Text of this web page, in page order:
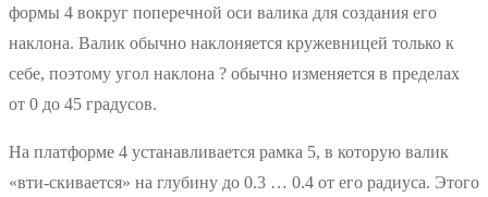
формы 4 вокруг поперечной оси валика для создания его
наклона. Валик обычно наклоняется кружевницей только к
себе, поэтому угол наклона ? обычно изменяется в пределах
от 0 до 45 градусов.
На платформе 4 устанавливается рамка 5, в которую валик
«вти-скивается» на глубину до 0.3 … 0.4 от его радиуса. Этого